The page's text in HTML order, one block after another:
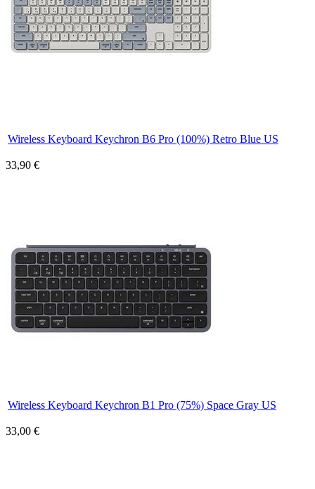
Wireless Keyboard Keychron B6 Pro (100%) Retro Blue US
33,90 €
Wireless Keyboard Keychron B1 Pro (75%) Space Gray US
33,00 €